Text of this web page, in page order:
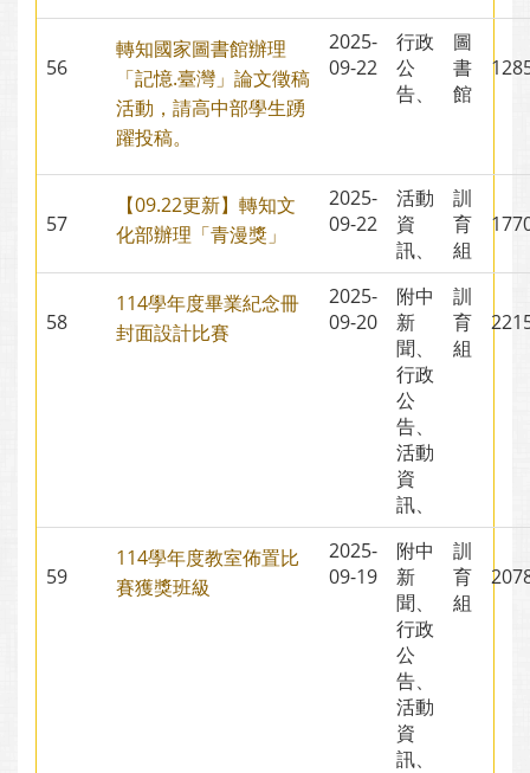
56
轉知國家圖書館辦理
「記憶.臺灣」論文徵稿
活動，請高中部學生踴
躍投稿。
2025-
09-22
行政
公
告、
圖
書
館
57
【09.22更新】轉知文
化部辦理「青漫獎」
2025-
09-22
活動
資
訊、
訓
育
組
58
114學年度畢業紀念冊
封面設計比賽
2025-
09-20
附中
新
聞、
行政
公
告、
活動
資
訊、
訓
育
組
59
114學年度教室佈置比
賽獲獎班級
2025-
09-19
附中
新
聞、
行政
公
告、
活動
資
訊、
訓
育
組